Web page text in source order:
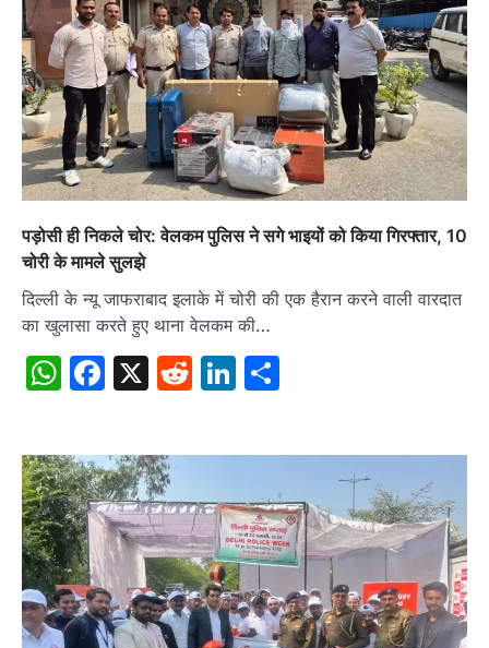
पड़ोसी ही निकले चोर: वेलकम पुलिस ने सगे भाइयों को किया गिरफ्तार, 10
चोरी के मामले सुलझे
दिल्ली के न्यू जाफराबाद इलाके में चोरी की एक हैरान करने वाली वारदात
का खुलासा करते हुए थाना वेलकम की…
WhatsApp
Facebook
X RedditLinkedIn